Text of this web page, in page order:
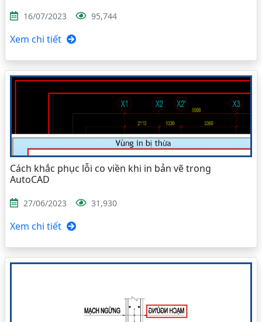
16/07/2023 95,744
Xem chi tiết
Cách khắc phục lỗi co viền khi in bản vẽ trong
AutoCAD
27/06/2023 31,930
Xem chi tiết